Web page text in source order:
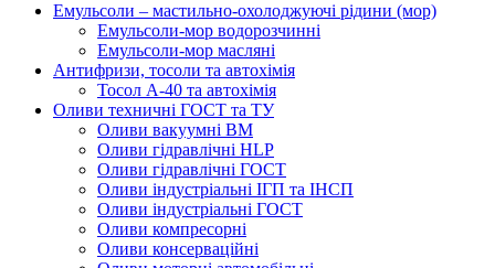
Емульсоли – мастильно-охолоджуючі рідини (мор)
Емульсоли-мор водорозчинні
Емульсоли-мор масляні
Антифризи, тосоли та автохімія
Тосол А-40 та автохімія
Оливи техничні ГОСТ та ТУ
Оливи вакуумні ВМ
Оливи гідравлічні HLP
Оливи гідравлічні ГОСТ
Оливи індустріальні ІГП та ІНСП
Оливи індустріальні ГОСТ
Оливи компресорні
Оливи консерваційні